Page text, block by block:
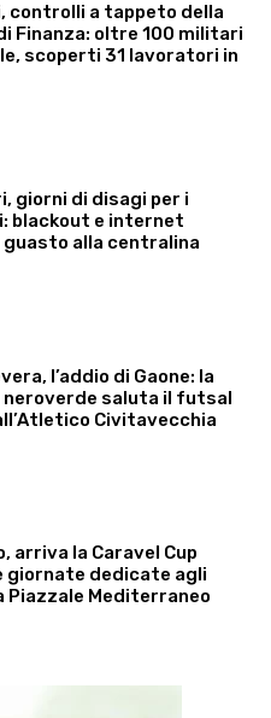
controlli a tappeto della
Finanza: oltre 100 militari
scoperti 31 lavoratori in
giorni di disagi per i
blackout e internet
alla centralina
l’addio di Gaone: la
neroverde saluta il futsal
Civitavecchia
arriva la Caravel Cup
giornate dedicate agli
Piazzale Mediterraneo